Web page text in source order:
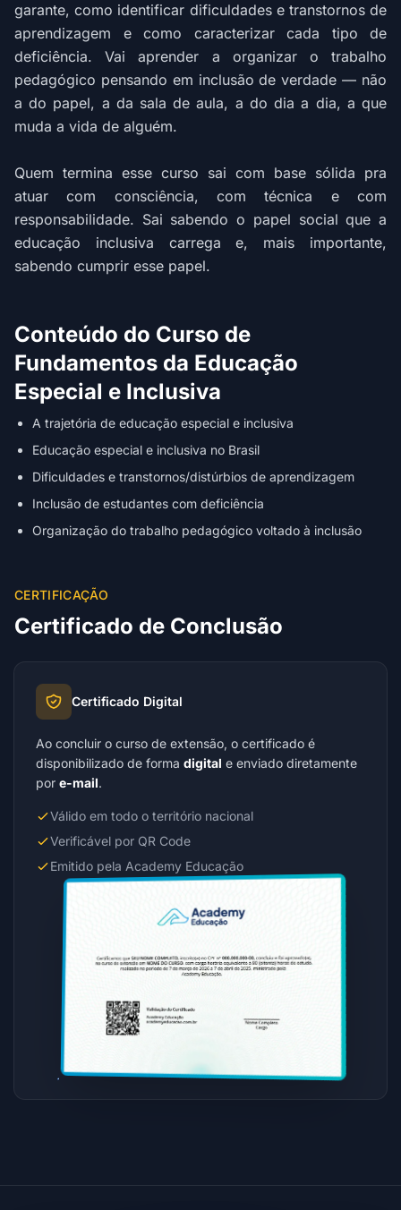
garante, como identificar dificuldades e transtornos de
aprendizagem e como caracterizar cada tipo de
deficiência. Vai aprender a organizar o trabalho
pedagógico pensando em inclusão de verdade — não
a do papel, a da sala de aula, a do dia a dia, a que
muda a vida de alguém.
Quem termina esse curso sai com base sólida pra
atuar com consciência, com técnica e com
responsabilidade. Sai sabendo o papel social que a
educação inclusiva carrega e, mais importante,
sabendo cumprir esse papel.
Conteúdo do Curso de
Fundamentos da Educação
Especial e Inclusiva
A trajetória de educação especial e inclusiva
Educação especial e inclusiva no Brasil
Dificuldades e transtornos/distúrbios de aprendizagem
Inclusão de estudantes com deficiência
Organização do trabalho pedagógico voltado à inclusão
CERTIFICAÇÃO
Certificado de Conclusão
Certificado Digital
Ao concluir o curso de extensão, o certificado é
disponibilizado de forma digital e enviado diretamente
por e-mail.
Válido em todo o território nacional
Verificável por QR Code
Emitido pela Academy Educação